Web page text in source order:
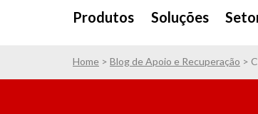
Produtos Soluções
Home > Blog de Apoio e Recuperação >